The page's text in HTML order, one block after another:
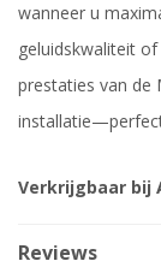
wanneer u
geluidskwaliteit
prestaties van de
Verkrijgbaar bij
Reviews